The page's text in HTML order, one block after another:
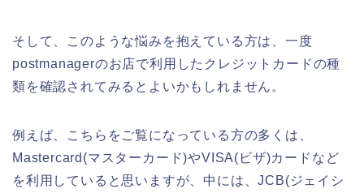
そして、このような悩みを抱えている方は、一度
postmanagerのお店で利用したクレジットカードの種
類を確認されてみるとよいかもしれません。
例えば、こちらをご覧になっている方の多くは、
Mastercard(マスターカード)やVISA(ビザ)カードなど
を利用していると思いますが、中には、JCB(ジェイシ